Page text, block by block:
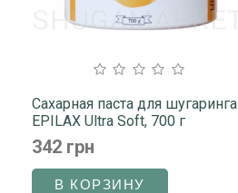
Сахарная паста для шугаринга
EPILAX Ultra Soft, 700 г
342 грн